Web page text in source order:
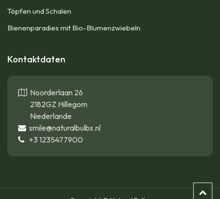
Töpfen und Schalen
Bienenparadies mit Bio-Blumenzwiebeln
Kontaktdaten
Noorderlaan 26
2182GZ Hillegom
Niederlande
smile@naturalbulbs.nl
+3 1235477900